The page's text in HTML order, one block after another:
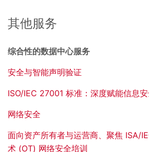
其他服务
综合性的数据中心服务
安全与智能声明验证
ISO/IEC 27001 标准：深度赋能信息
网络安全
面向资产所有者与运营商、聚焦 ISA/
术 (OT) 网络安全培训